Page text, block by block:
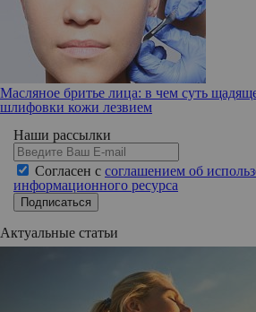
Масляное бритье лица: в чем суть
шлифовки кожи лезвием
Наши рассылки
Согласен с соглашением об
информационного ресурса
Подписаться
Актуальные статьи